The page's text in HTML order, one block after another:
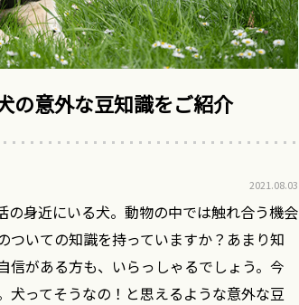
の意外な豆知識をご紹介
2021.08.03
身近にいる犬。動物の中では触れ合う機会
ついての知識を持っていますか？あまり知
信がある方も、いらっしゃるでしょう。今
犬ってそうなの！と思えるような意外な豆